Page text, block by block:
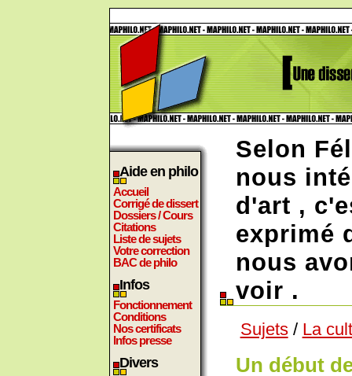
Aide en philo
Accueil
Corrigé de dissert
Dossiers / Cours
Citations
Liste de sujets
Votre correction
BAC de philo
Infos
Fonctionnement
Conditions
Nos certificats
Infos presse
Divers
Selon
nous
d'art ,
exprimé
nous
voir .
Sujets/ La
Un début